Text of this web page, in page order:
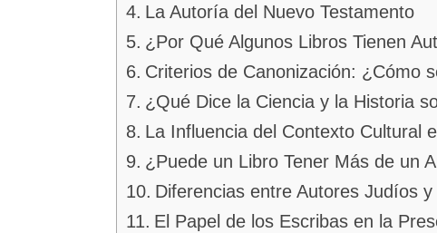
La Autoría del Nuevo Testamento
¿Por Qué Algunos Libros Tienen
Criterios de Canonización: ¿Cómo
¿Qué Dice la Ciencia y la Historia
La Influencia del Contexto Cultural
¿Puede un Libro Tener Más de un
Diferencias entre Autores Judíos y
El Papel de los Escribas en la